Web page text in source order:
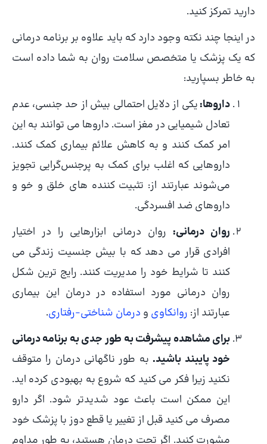
دارید تمرکز کنید.
در اینجا چند نکته وجود دارد که باید علاوه بر برنامه درمانی
که یک پزشک یا متخصص سلامت روان به شما داده است
به خاطر بسپارید:
داروها:یکی از دلایل احتمالی بیش از حد جنسی، عدم
تعادل شیمیایی در مغز است. داروها می توانند به این
امر کمک کنند و به کاهش علائم بیماری کمک کنند.
داروهایی که اغلب برای کمک به پرجنس‌گرایی تجویز
می‌شوند عبارتند از: تثبیت کننده های خلق و خو و
داروهای ضد افسردگی.
روان درمانی: روان درمانی ابزارهایی را در اختیار
افرادی قرار می دهد که با بیش جنسیت زندگی می
کنند تا شرایط خود را مدیریت کنند. رایج ترین شکل
روان درمانی مورد استفاده در درمان این بیماری
عبارتند از: روانکاوی و درمان شناختی-رفتاری.
برای مشاهده پیشرفت به طور جدی به برنامه درمانی
خود پایبند باشید. به طور ناگهانی درمان را متوقف
نکنید زیرا فکر می کنید که شروع به بهبودی کرده اید.
این ممکن است باعث عود شدیدتر شود. اگر دارو
مصرف می کنید قبل از تغییر یا قطع دوز با پزشک خود
مشورت کنید. اگر تحت درمان هستید، به طور مداوم